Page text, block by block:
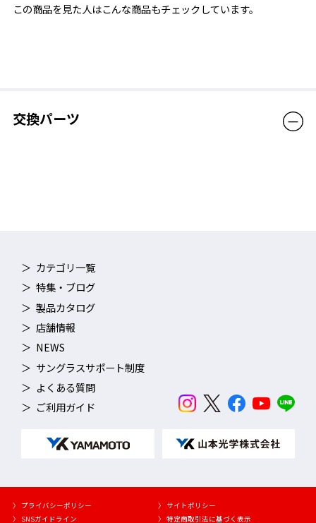
この商品を見た人はこんな商品もチェックしています。
交換パーツ
カテゴリ一覧
特集・ブログ
製品カタログ
店舗情報
NEWS
サングラスサポート制度
よくある質問
ご利用ガイド
〉 プライバシーポリシー
〉 サイトポリシー
〉 SNSガイドライン
〉 特定商取引法に基づく表示